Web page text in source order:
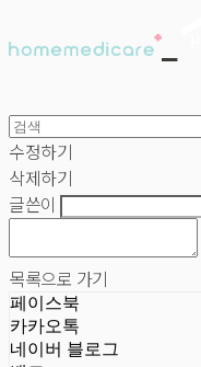
수정하기
삭제하기
글쓴이
목록으로 가기
페이스북
카카오톡
네이버 블로그